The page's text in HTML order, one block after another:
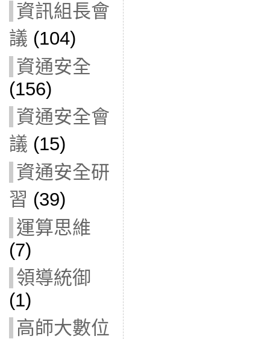
資訊組長會
議 (104)
資通安全
(156)
資通安全會
議 (15)
資通安全研
習 (39)
運算思維
(7)
領導統御
(1)
高師大數位